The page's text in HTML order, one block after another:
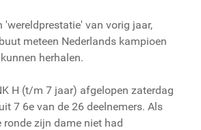
'wereldprestatie' van vorig jaar,
meteen Nederlands kampioen
herhalen.
H (t/m 7 jaar) afgelopen zaterdag
7 6e van de 26 deelnemers. Als
ronde zijn dame niet had